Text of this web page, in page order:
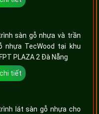
sàn gỗ nhựa và trần
nhựa TecWood tại khu
PLAZA 2 Đà Nẵng
tiết
lát sàn gỗ nhựa cho